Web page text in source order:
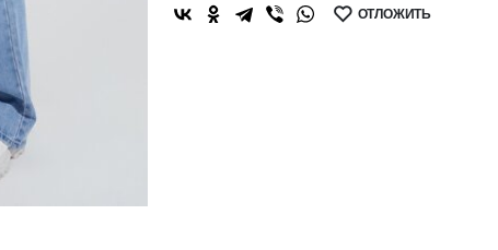
SHARE: ОТЛОЖИТЬ